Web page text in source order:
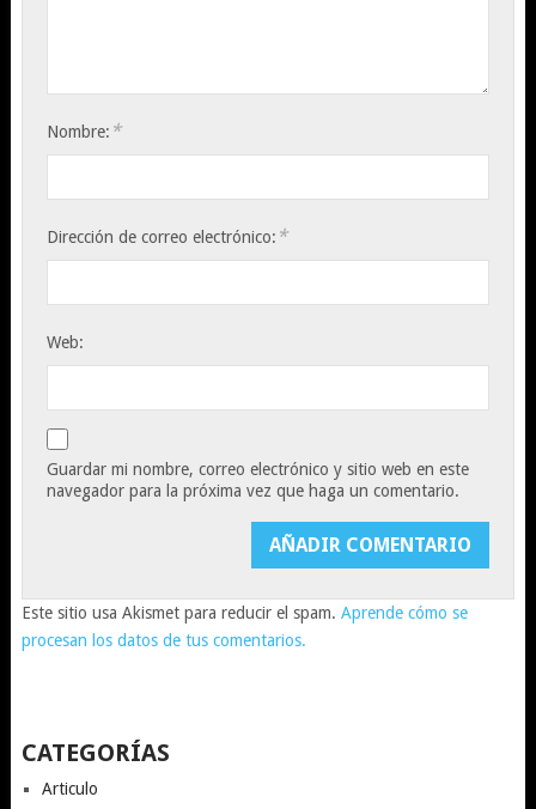
Nombre: *
Dirección de correo electrónico: *
Web:
Guardar mi nombre, correo electrónico y sitio web en este
navegador para la próxima vez que haga un comentario.
Este sitio usa Akismet para reducir el spam. Aprende cómo se
procesan los datos de tus comentarios.
CATEGORÍAS
Articulo